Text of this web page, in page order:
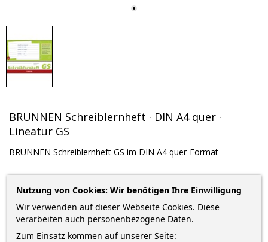
BRUNNEN Schreiblernheft · DIN A4 quer ·
Lineatur GS
BRUNNEN Schreiblernheft GS im DIN A4 quer-Format
2,69 €
inkl. MwSt. zzgl. Versandkosten *Lieferung in 2-5 Werktagen*
Menge
Nutzung von Cookies: Wir benötigen Ihre Einwilligung
Wir verwenden auf dieser Webseite Cookies. Diese
verarbeiten auch personenbezogene Daten.
Zum Einsatz kommen auf unserer Seite: